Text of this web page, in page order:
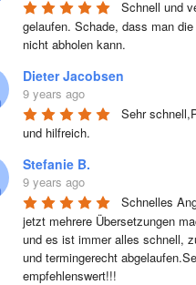
Schnell und
gelaufen. Schade, dass man
nicht abholen kann.
Dieter Jacobsen
9 years ago
Sehr
und hilfreich.
Stefanie B.
9 years ago
Schnelles
jetzt mehrere Übersetzungen
und es ist immer alles schnell,
und termingerecht
empfehlenswert!!!